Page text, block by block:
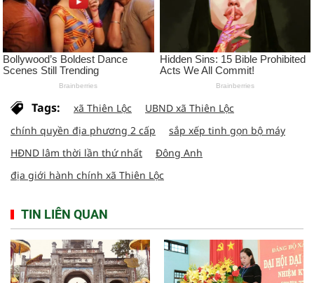
Tags: xã Thiên Lộc
UBND xã Thiên Lộc
chính quyền địa phương 2 cấp
sắp xếp tinh gọn bộ máy
HĐND lâm thời lần thứ nhất
Đông Anh
địa giới hành chính xã Thiên Lộc
TIN LIÊN QUAN